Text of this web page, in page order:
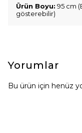
Ürün Boyu: 95 cm
gösterebilir)
Yorumlar
Bu ürün için henüz